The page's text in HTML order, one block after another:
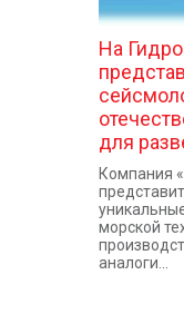
На
для
Компания
морской
аналоги...